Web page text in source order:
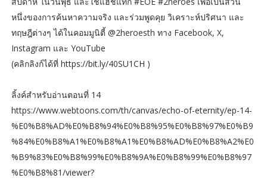
หนึ่งของการค้นหาความจริง และร่วมพูดคุย วิเคราะห์ปริศนา และ
ทฤษฎีต่างๆ ได้ในคอมมูนิตี้ @2heroesth ทาง Facebook, X,
Instagram และ YouTube
(คลิกลิงก์ได้ที่ https://bit.ly/40SU1CH )
ลิ้งค์สำหรับอ่านตอนที่ 14
https://www.webtoons.com/th/canvas/echo-of-eternity/ep-14-
%E0%B8%AD%E0%B8%94%E0%B8%95%E0%B8%97%E0%B9
%84%E0%B8%A1%E0%B8%A1%E0%B8%AD%E0%B8%A2%E0
%B9%83%E0%B8%99%E0%B8%9A%E0%B8%99%E0%B8%97
%E0%B8%81/viewer?